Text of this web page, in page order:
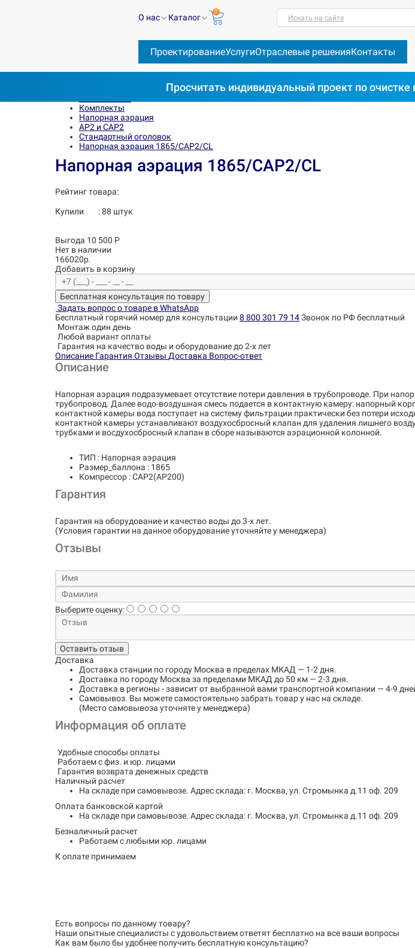
О нас Каталог
0
ПроектированиеУслугиОтраслевые решенияКонтакты
Искать на сайте
Просчитать индивидуальный проект по очистке
Комплекты
Напорная аэрация
AP2 и CAP2
Стандартный оголовок
Напорная аэрация 1865/CAP2/CL
Напорная аэрация 1865/CAP2/CL
Рейтинг товара:
Купили :88 штук
Выгода 10 500 Р
Нет в наличии
166020р.
Добавить в корзину
Бесплатная консультация по товару
Задать вопрос о товаре в WhatsApp
Бесплатный горячий номер для консультации 8 800 301 79 14Звонок по РФ бесплатный
Монтаж один день
Любой вариант оплаты
Гарантия на качество воды и оборудование до 2-х лет
Описание Гарантия Отзывы Доставка Вопрос-ответ
Описание
Напорная аэрация подразумевает отсутствие потери давления в трубопроводе. При
трубопровод. Далее водо-воздушная смесь подается в контактную камеру: напорный
контактной камеры вода поступает на систему фильтрации практически без потери
контактной камеры устанавливают воздухосбросный клапан для удаления лишнего
трубками и восдухосбросный клапан в сборе называются аэрационной колонной.
ТИП : Напорная аэрация
Размер_баллона : 1865
Компрессор : CAP2(AP200)
Гарантия
Гарантия на оборудование и качество воды до 3-х лет.
(Условия гарантии на данное оборудование уточняйте у менеджера)
Отзывы
Выберите оценку:
Оставить отзыв
Доставка
Доставка станции по городу Москва в пределах МКАД — 1-2 дня.
Доставка по городу Москва за пределами МКАД до 50 км — 2-3 дня.
Доставка в регионы - зависит от выбранной вами транспортной компании — 4-9
Самовывоз. Вы можете самостоятельно забрать товар у нас на складе.
(Место самовывоза уточняте у менеджера)
Информация об оплате
Удобные способы оплаты
Работаем с физ. и юр. лицами
Гарантия возврата денежных средств
Наличный расчет
На складе при самовывозе. Адрес склада: г. Москва, ул. Стромынка д.11 оф. 209
Оплата банковской картой
На складе при самовывозе. Адрес склада: г. Москва, ул. Стромынка д.11 оф. 209
Безналичный расчет
Работаем с любыми юр. лицами
К оплате принимаем
Есть вопросы по данному товару?
Наши опытные специалисты с удовольствиемответят бесплатно на все ваши вопросы
Как вам было бы удобнее получить бесплатную консультацию?